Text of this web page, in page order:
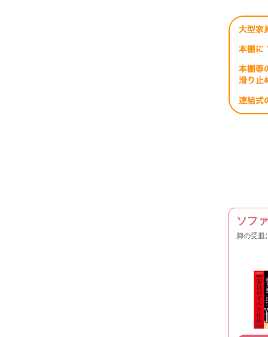
ソフ
脚の受皿